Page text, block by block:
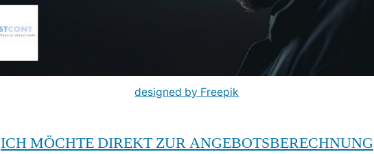
designed by Freepik
ICH MÖCHTE DIREKT ZUR ANGEBOTSBERECHNUNG